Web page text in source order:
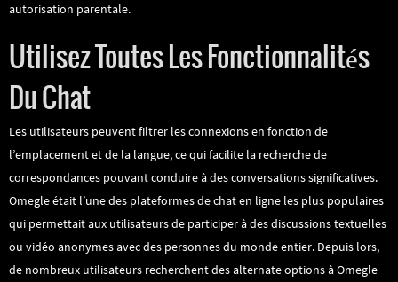
autorisation parentale.
Utilisez Toutes Les Fonctionnalités
Du Chat
Les utilisateurs peuvent filtrer les connexions en fonction de
l’emplacement et de la langue, ce qui facilite la recherche de
correspondances pouvant conduire à des conversations significatives.
Omegle était l’une des plateformes de chat en ligne les plus populaires
qui permettait aux utilisateurs de participer à des discussions textuelles
ou vidéo anonymes avec des personnes du monde entier. Depuis lors,
de nombreux utilisateurs recherchent des alternate options à Omegle